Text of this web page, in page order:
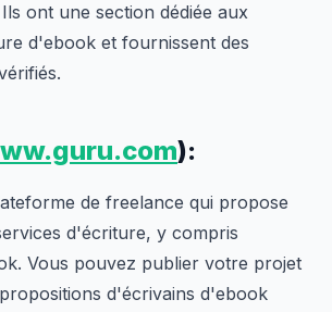
ont une section dédiée aux
d'ebook et fournissent des
):
de freelance qui propose
d'écriture, y compris
Vous pouvez publier votre projet
d'écrivains d'ebook